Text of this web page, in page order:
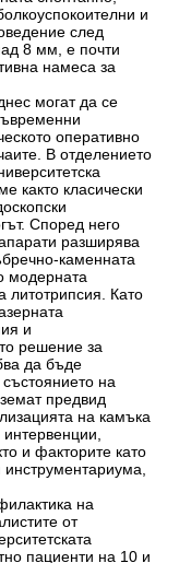
и
след
8 мм, е почти
намеса за
могат да се
оперативно
В отделението
както класически
Според него
разширява
каменната
модерната
литотрипсия. Като
и
решение за
да бъде
на
предвид
на камъка
и факторите като
на
от
пациенти на 10 и